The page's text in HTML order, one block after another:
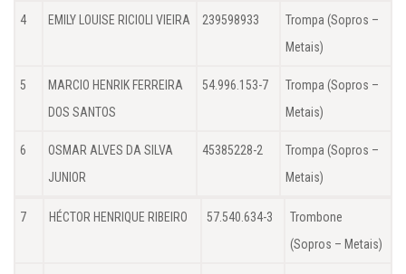
4 EMILY LOUISE RICIOLI VIEIRA 239598933
Trompa (Sopros –
Metais)
5
MARCIO HENRIK FERREIRA
DOS SANTOS
54.996.153-7
Trompa (Sopros –
Metais)
6
OSMAR ALVES DA SILVA
JUNIOR
45385228-2
Trompa (Sopros –
Metais)
7 HÉCTOR HENRIQUE RIBEIRO 57.540.634-3
Trombone
(Sopros – Metais)